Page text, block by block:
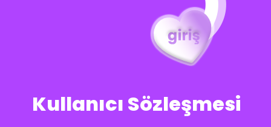
Kullanıcı Sözleşmesi